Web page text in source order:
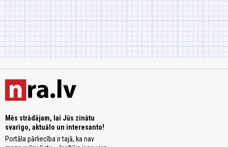
Mēs strādājam, lai Jūs zinātu
svarīgo, aktuālo un interesanto!
Portāla pārliecība ir tajā, ka nav